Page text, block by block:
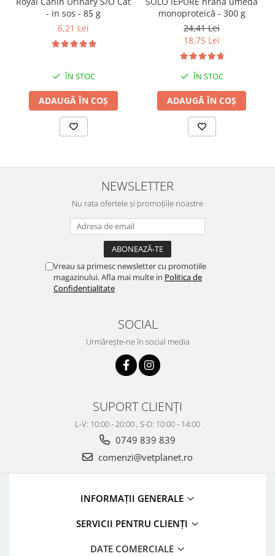
- in sos - 85 g
6,21 Lei
ÎN STOC
ADAUGĂ ÎN COȘ
monoproteică - 300 g
24,41 Lei
18,75 Lei
ÎN STOC
ADAUGĂ ÎN COȘ
NEWSLETTER
Nu rata ofertele și promoțiile noastre
Vreau sa primesc newsletter cu promotiile
magazinului. Afla mai multe in Politica de
Confidentialitate
SOCIAL
Urmărește-ne în social media
SUPORT CLIENȚI
L-V: 10:00 - 20:00 , S-D: 10:00 - 14:00
0749 839 839
comenzi@vetplanet.ro
INFORMAȚII GENERALE
SERVICII PENTRU CLIENȚI
DATE COMERCIALE